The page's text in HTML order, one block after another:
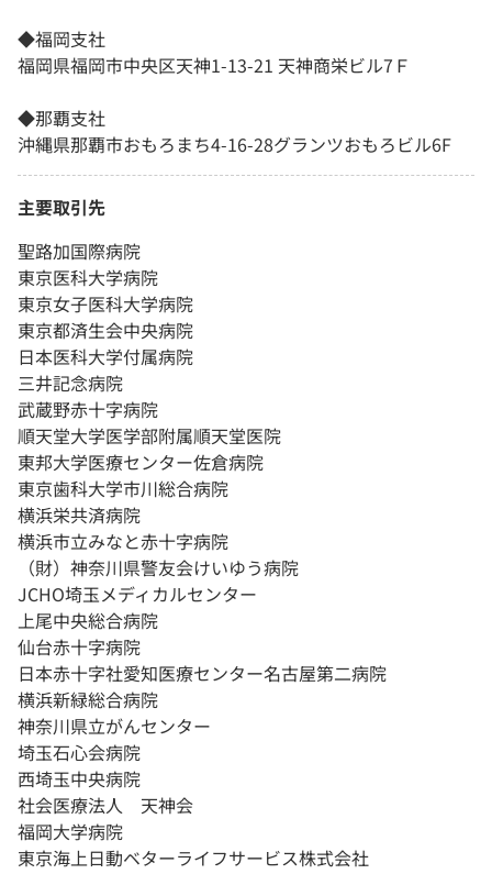
◆福岡支社
福岡県福岡市中央区天神1-13-21 天神商栄ビル7Ｆ
◆那覇支社
沖縄県那覇市おもろまち4-16-28グランツおもろビル6F
主要取引先
聖路加国際病院
東京医科大学病院
東京女子医科大学病院
東京都済生会中央病院
日本医科大学付属病院
三井記念病院
武蔵野赤十字病院
順天堂大学医学部附属順天堂医院
東邦大学医療センター佐倉病院
東京歯科大学市川総合病院
横浜栄共済病院
横浜市立みなと赤十字病院
（財）神奈川県警友会けいゆう病院
JCHO埼玉メディカルセンター
上尾中央総合病院
仙台赤十字病院
日本赤十字社愛知医療センター名古屋第二病院
横浜新緑総合病院
神奈川県立がんセンター
埼玉石心会病院
西埼玉中央病院
社会医療法人 天神会
福岡大学病院
東京海上日動ベターライフサービス株式会社